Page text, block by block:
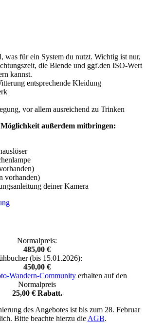
was für ein System du nutzt. Wichtig ist nur,
die Blende und ggf.den ISO-Wert
kannst.
entsprechende Kleidung
vor allem ausreichend zu Trinken
Möglichkeit außerdem mitbringen:
vorhanden)
deiner Kamera
Normalpreis:
485,00 €
(bis 15.01.2026):
450,00 €
Wandern-Communityerhalten auf den
Normalpreis
25,00 € Rabatt.
des Angebotes ist bis zum 28. Februar
Bitte beachte hierzu die AGB.